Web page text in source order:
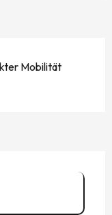
Mobilität